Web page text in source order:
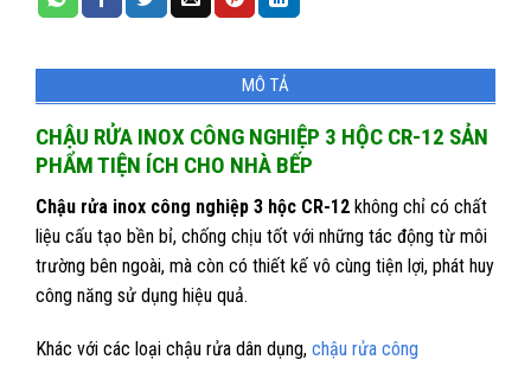
MÔ TẢ
CHẬU RỬA INOX CÔNG NGHIỆP 3 HỘC CR-12 SẢN
PHẨM TIỆN ÍCH CHO NHÀ BẾP
Chậu rửa inox công nghiệp 3 hộc CR-12 không chỉ có chất
liệu cấu tạo bền bỉ, chống chịu tốt với những tác động từ môi
trường bên ngoài, mà còn có thiết kế vô cùng tiện lợi, phát huy
công năng sử dụng hiệu quả.
Khác với các loại chậu rửa dân dụng, chậu rửa công